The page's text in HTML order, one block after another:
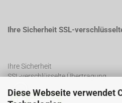
Diese Webseite verwendet
Ihre Sicherheit SSL-
Ihre Sicherheit
SSL-verschlüsselte Übertragung